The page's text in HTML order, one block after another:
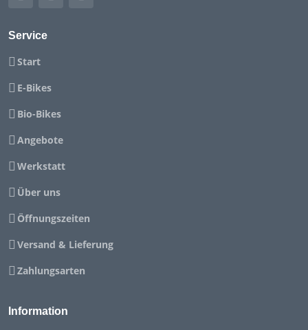
Service
Start
E-Bikes
Bio-Bikes
Angebote
Werkstatt
Über uns
Öffnungszeiten
Versand & Lieferung
Zahlungsarten
Information